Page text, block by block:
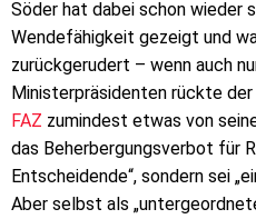
Söder hat dabei schon wieder
Wendefähigkeit gezeigt und
zurückgerudert – wenn auch
Ministerpräsidenten rückte der
FAZ zumindest etwas von
das Beherbergungsverbot für
Entscheidende“, sondern sei
Aber selbst als